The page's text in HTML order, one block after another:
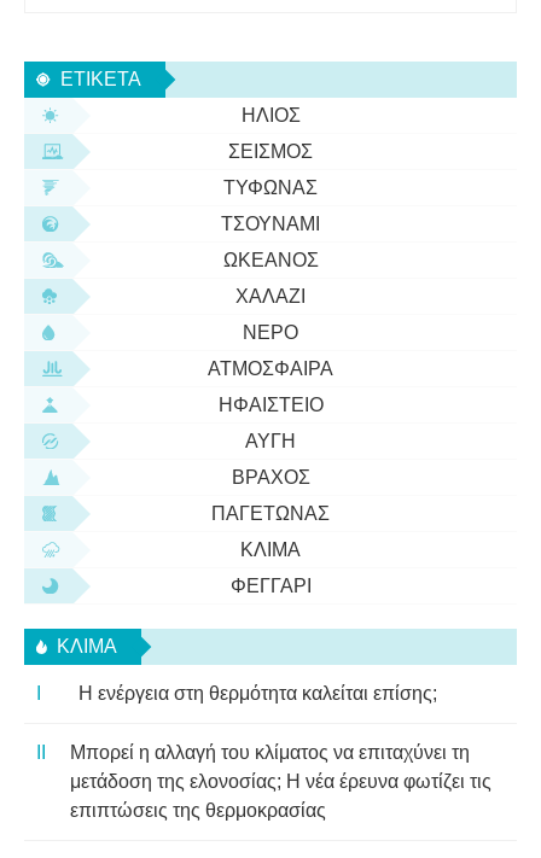
σημαντικό είναι να πάρουν αυτοί οι πόροι σε εμάς.
Θα μπορούσατε να
ΕΤΙΚΈΤΑ
ΉΛΙΟΣ
ΣΕΙΣΜΌΣ
ΤΥΦΏΝΑΣ
ΤΣΟΥΝΆΜΙ
ΩΚΕΑΝΌΣ
ΧΑΛΆΖΙ
ΝΕΡΌ
ΑΤΜΌΣΦΑΙΡΑ
ΗΦΑΊΣΤΕΙΟ
ΑΥΓΉ
ΒΡΆΧΟΣ
ΠΑΓΕΤΏΝΑΣ
ΚΛΊΜΑ
ΦΕΓΓΆΡΙ
ΚΛΊΜΑ
Η ενέργεια στη θερμότητα καλείται επίσης;
Μπορεί η αλλαγή του κλίματος να επιταχύνει τη
μετάδοση της ελονοσίας; Η νέα έρευνα φωτίζει τις
επιπτώσεις της θερμοκρασίας